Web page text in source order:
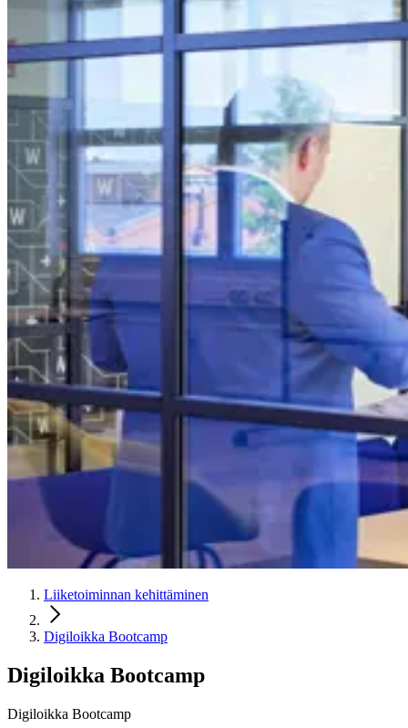
Liiketoiminnan kehittäminen
Digiloikka Bootcamp
Digiloikka Bootcamp
Digiloikka Bootcamp